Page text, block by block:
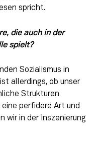
spricht.
die auch in der
spielt?
Sozialismus in
allerdings, ob unser
Strukturen
perfidere Art und
wir in der Inszenierung